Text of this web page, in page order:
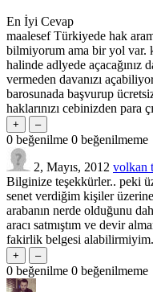
En İyi Cevap
maalesef Türkiyede hak
bilmiyorum ama bir yol var.
halinde adlyede açacağınız
vermeden davanızı
barosunada başvurup
haklarınızı cebinizden para
0 beğenilme 0 beğenilmeme
2, Mayıs, 2012 volkan
Bilginize teşekkürler.. peki
senet verdiğim kişiler
arabanın nerde olduğunu
aracı satmıştım ve devir
fakirlik belgesi
0 beğenilme 0 beğenilmeme